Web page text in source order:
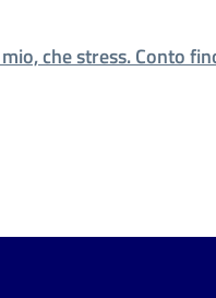
che stress. Conto